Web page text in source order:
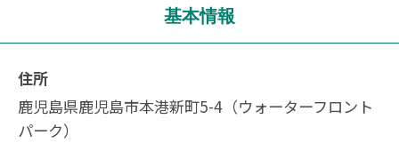
基本情報
住所
鹿児島県鹿児島市本港新町5-4（ウォーターフロント
パーク）